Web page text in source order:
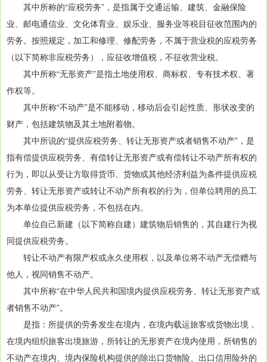
其中所称的“应税劳务”，是指属于交通运输、建筑、金融保险
业、邮电通信业、文化体育业、娱乐业、服务业等税目征收范围内的
劳务。按照规定，加工和修理、修配劳务，不属于营业税的应税劳务
（以下简称非应税劳务），应征收增值税，不征收营业税。
其中所称“无形资产”是指土地使用权、商标权、专有技术权、著
作权等。
其中所称“不动产”是不能移动，移动后会引起性质、形状改变的
财产，包括建筑物及其土地附着物。
其中所说的“提供应税劳务、转让无形资产或者销售不动产”，是
指有偿提供应税劳务、有偿转让无形资产或有偿转让不动产所有权的
行为，即以从受让方取得货币、货物或其他经济利益为条件提供应税
劳务、转让无形资产或转让不动产所有权的行为，但单位聘用的员工
为本单位提供应税劳务，不包括在内。
单位自己新建（以下简称自建）建筑物后销售的，其自建行为视
同提供应税劳务。
转让不动产有限产权或永久使用权，以及单位将不动产无偿赠与
他人，视同销售不动产。
其中所称“在中华人民共和国境内提供应税劳务、转让无形资产或
者销售不动产”。
是指：所提供的劳务发生在境内，在境内载运旅客或货物出境，
在境内组织旅客出境旅游，所转让的无形资产在境内使用，所销售的
不动产在境内、境内保险机构提供的除出口货物险、出口信用险外的